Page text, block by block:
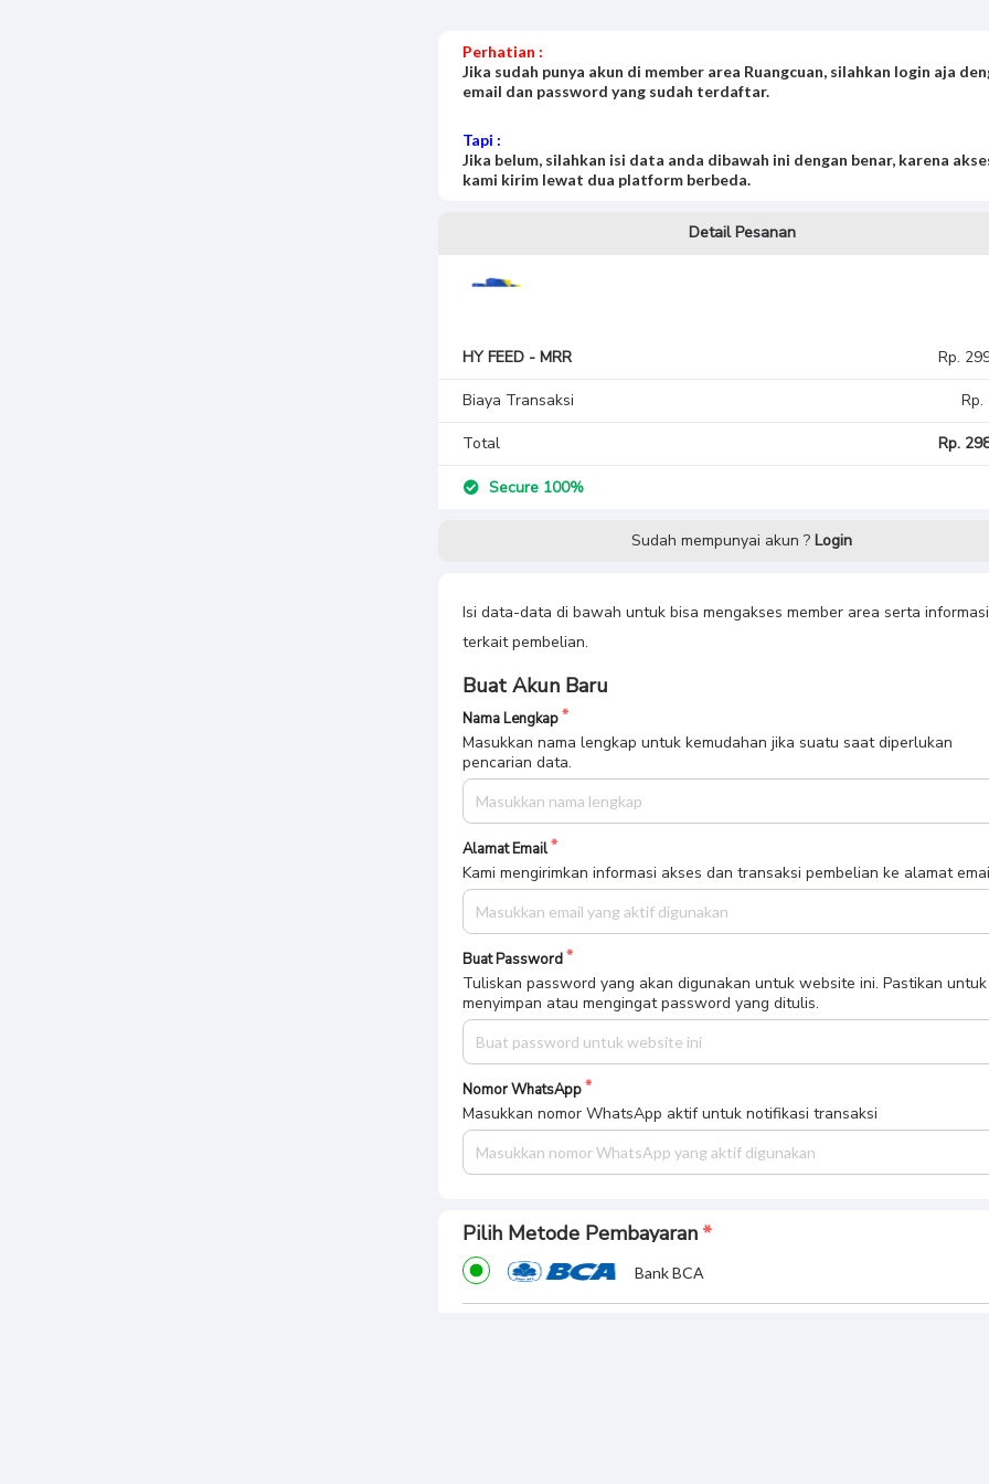
Perhatian :
Jika sudah punya akun di member area Ruangcuan, silahkan login aja
email dan password yang sudah terdaftar.
Tapi :
Jika belum, silahkan isi data anda dibawah ini dengan benar, karena
kami kirim lewat dua platform berbeda.
Detail Pesanan
Biaya Transaksi
Total Rp.
Secure 100%
terkait pembelian.
Buat Akun Baru
Nama Lengkap
Masukkan nama lengkap untuk kemudahan jika suatu saat diperlukan
pencarian data.
Alamat Email
Kami mengirimkan informasi akses dan transaksi pembelian ke alamat
Buat Password
Tuliskan password yang akan digunakan untuk website ini. Pastikan untuk
menyimpan atau mengingat password yang ditulis.
Nomor WhatsApp
Masukkan nomor WhatsApp aktif untuk notifikasi transaksi
Bank BCA
HY FEED - MRR